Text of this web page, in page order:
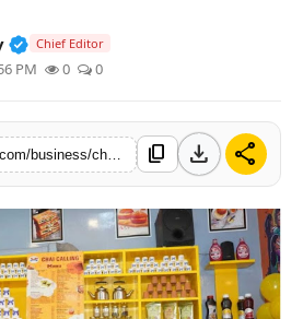
Verified Public Figure • 30 Mar,
Chief Editor
PM 0 0
content_copy download share